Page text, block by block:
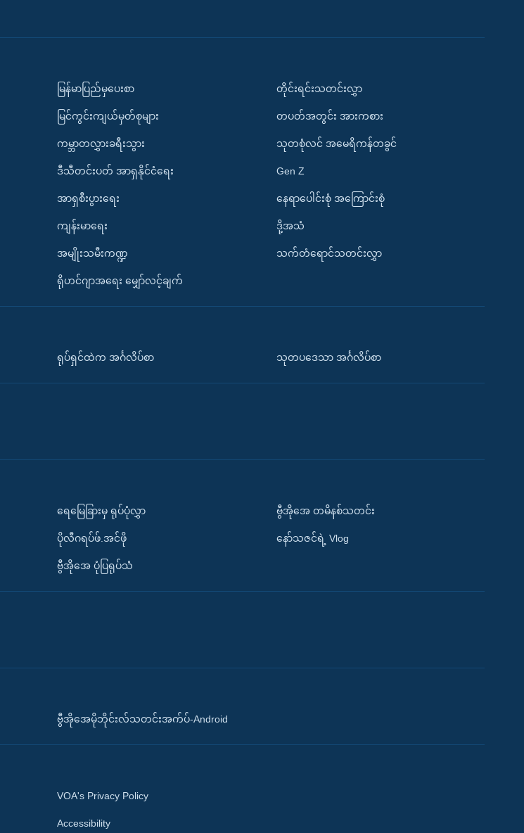
မြန်မာပြည်မှပေးစာ
မြင်ကွင်းကျယ်မှတ်စုများ
ကမ္ဘာတလွှားခရီးသွား
ဒီသီတင်းပတ် အာရှနိုင်ငံရေး
အာရှစီးပွားရေး
ကျန်းမာရေး
အမျိုးသမီးကဏ္ဍ
ရိုဟင်ဂျာအရေး မျှော်လင့်ချက်
တိုင်းရင်းသတင်းလွှာ
တပတ်အတွင်း အားကစား
သုတစုံလင် အမေရိကန်တခွင်
Gen Z
နေရာပေါင်းစုံ အကြောင်းစုံ
ဒို့အသံ
သက်တံရောင်သတင်းလွှာ
ရုပ်ရှင်ထဲက အင်္ဂလိပ်စာ သုတပဒေသာ အင်္ဂလိပ်စာ
ရေမြေခြားမှ ရုပ်ပုံလွှာ
ပိုလီဂရပ်ဖ်.အင်ဖို
ဗွီအိုအေ ပုံပြရုပ်သံ
ဗွီအိုအေ တမိနစ်သတင်း
နော်သဇင်ရဲ့ Vlog
ဗွီအိုအေမိုဘိုင်းလ်သတင်းအက်ပ်-Android
VOA's Privacy Policy
Accessibility